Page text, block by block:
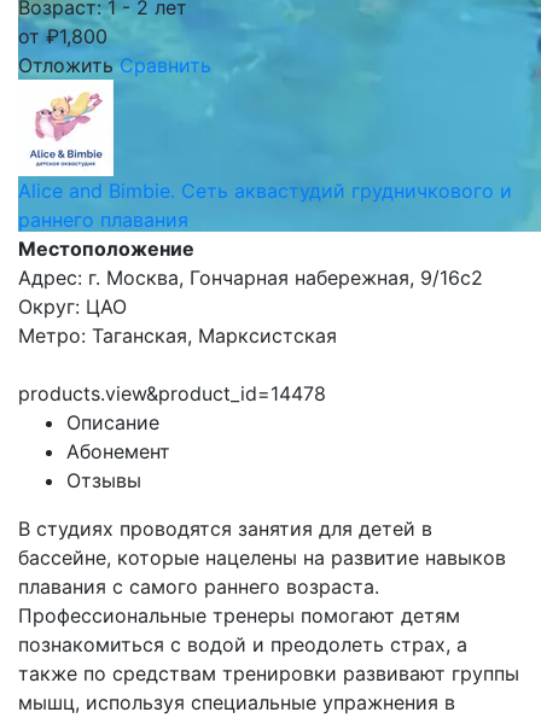
Возраст: 1 - 2 лет
от ₽1,800
Отложить Сравнить
Alice and Bimbie. Cеть аквастудий грудничкового и
раннего плавания
Местоположение
Адрес: г. Москва, Гончарная набережная, 9/16с2
Округ: ЦАО
Метро: Таганская, Марксистская
products.view&product_id=14478
Описание
Абонемент
Отзывы
В студиях проводятся занятия для детей в
бассейне, которые нацелены на развитие навыков
плавания с самого раннего возраста.
Профессиональные тренеры помогают детям
познакомиться с водой и преодолеть страх, а
также по средствам тренировки развивают группы
мышц, используя специальные упражнения в